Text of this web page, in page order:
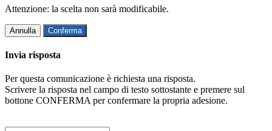
Attenzione: la scelta non sarà modificabile.
Annulla Conferma
Invia risposta
Per questa comunicazione è richiesta una risposta.
Scrivere la risposta nel campo di testo sottostante e premere sul
bottone CONFERMA per confermare la propria adesione.